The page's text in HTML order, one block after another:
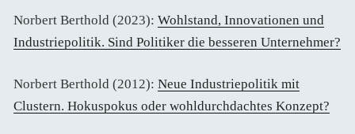
Norbert Berthold (2023): Wohlstand, Innovationen und
Industriepolitik. Sind Politiker die besseren Unternehmer?
Norbert Berthold (2012): Neue Industriepolitik mit
Clustern. Hokuspokus oder wohldurchdachtes Konzept?